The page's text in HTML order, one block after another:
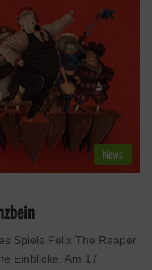
News
Spiels Felix The Reaper
Einblicke. Am 17.